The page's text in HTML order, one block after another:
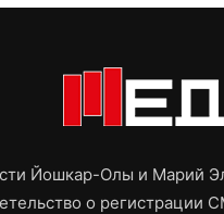
Йошкар-Олы и Марий
о регистрации